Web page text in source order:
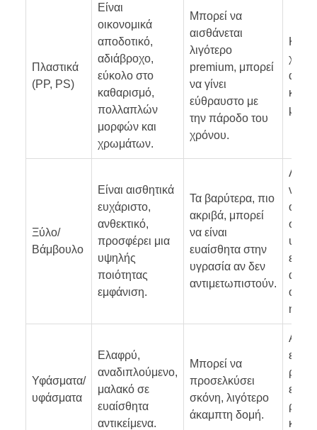
Πλαστικά
(PP, PS)
Είναι
οικονομικά
αποδοτικό,
αδιάβροχο,
εύκολο στο
καθαρισμό,
πολλαπλών
μορφών και
χρωμάτων.
Μπορεί να
αισθάνεται
λιγότερο
premium, μπορεί
να γίνει
εύθραυστο με
την πάροδο του
χρόνου.
Ξύλο/
Βάμβουλο
Είναι αισθητικά
ευχάριστο,
ανθεκτικό,
προσφέρει μια
υψηλής
ποιότητας
εμφάνιση.
Τα βαρύτερα, πιο
ακριβά, μπορεί
να είναι
ευαίσθητα στην
υγρασία αν δεν
αντιμετωπιστούν.
όπως
ή
Υφάσματα/
υφάσματα
Ελαφρύ,
αναδιπλούμενο,
μαλακό σε
ευαίσθητα
αντικείμενα.
Μπορεί να
προσελκύσει
σκόνη, λιγότερο
άκαμπτη δομή.
και